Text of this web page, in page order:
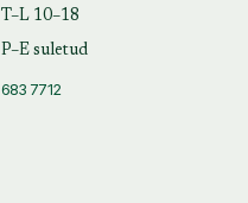
T–L 10–18
P–E suletud
683 7712